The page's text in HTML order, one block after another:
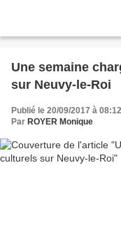
Une semaine
sur Neuvy-le-Roi
Publié le 20/09/2017 à 08:12
Par ROYER Monique